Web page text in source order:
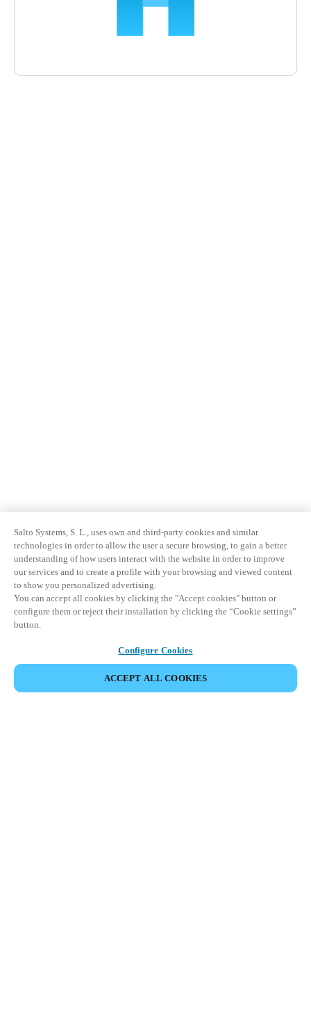
Salto Systems, S. L., uses own and third-party cookies and similar
technologies in order to allow the user a secure browsing, to gain a better
understanding of how users interact with the website in order to improve
our services and to create a profile with your browsing and viewed content
to show you personalized advertising.
You can accept all cookies by clicking the "Accept cookies" button or
configure them or reject their installation by clicking the “Cookie settings”
button.
Configure Cookies
ACCEPT ALL COOKIES